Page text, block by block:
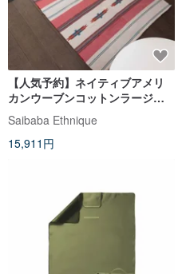
【人気予約】ネイティブアメリ
カンウーブンコットンラージカ
ーペット（5色）IPSP21A3キャ
ンプアウトドア
Saibaba Ethnique
15,911円